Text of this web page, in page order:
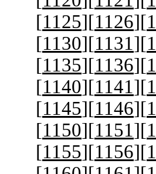
[1125][1126][
[1130][1131][
[1135][1136][
[1140][1141][
[1145][1146][
[1150][1151][
[1155][1156][